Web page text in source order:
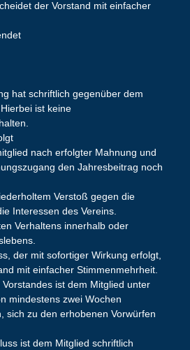
der Vorstand mit einfacher
hat schriftlich gegenüber dem
ist keine
nach erfolgter Mahnung und
den Jahresbeitrag noch
Verstoß gegen die
Interessen des Vereins.
Verhaltens innerhalb oder
der mit sofortiger Wirkung erfolgt,
mit einfacher Stimmenmehrheit.
ist dem Mitglied unter
mindestens zwei Wochen
sich zu den erhobenen Vorwürfen
ist dem Mitglied schriftlich